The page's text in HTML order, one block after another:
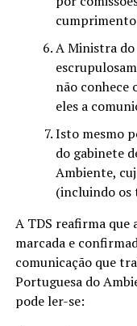
A Ministra
não conhece
eles a
Isto mesmo
do gabinete
Ambiente,
(incluindo os
A TDS reafirma que
marcada e
comunicação que
Portuguesa do
pode ler-se: